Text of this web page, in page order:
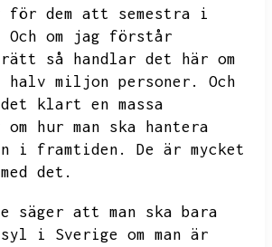
för dem att semestra i
Och om jag förstår
så handlar det här om
halv miljon personer.
Och
klart en massa
om hur man ska hantera
i framtiden.
De är mycket
det.
säger att man ska bara
i Sverige om man är